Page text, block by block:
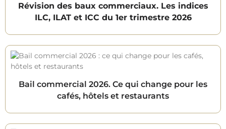
Révision des baux commerciaux. Les indices
ILC, ILAT et ICC du 1er trimestre 2026
Bail commercial 2026. Ce qui change pour les
cafés, hôtels et restaurants